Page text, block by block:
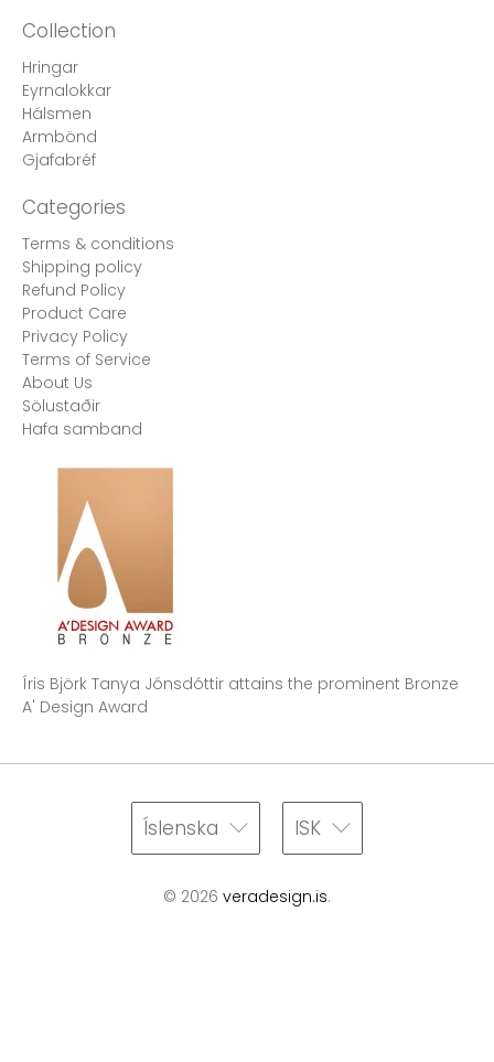
Collection
Hringar
Eyrnalokkar
Hálsmen
Armbönd
Gjafabréf
Categories
Terms & conditions
Shipping policy
Refund Policy
Product Care
Privacy Policy
Terms of Service
About Us
Sölustaðir
Hafa samband
Íris Björk Tanya Jónsdóttir attains the prominent Bronze
A' Design Award
Íslenska ISK
© 2026 veradesign.is.